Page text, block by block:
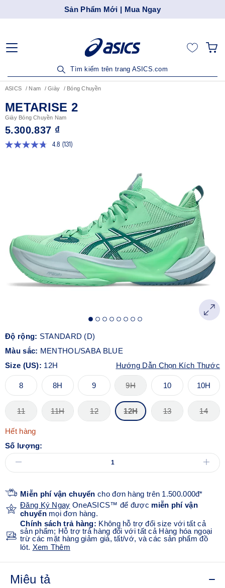
Sản Phẩm Mới | Mua Ngay
Tìm kiếm trên trang ASICS.com
ASICS Nam Giày Bóng Chuyền
METARISE 2
Giày Bóng Chuyền Nam
5.300.837 ₫
4.8 Đọc
(131)
Độ rộng: STANDARD (D)
Màu sắc: MENTHOL/SABA BLUE
Size (US): 12H Hướng Dẫn Chọn Kích Thước
8 8H 9 9H 10 10H
11 11H 12 12H 13 14
Hết hàng
Số lượng:
Miễn phí vận chuyển cho đơn hàng trên 1.500.000đ*
Đăng Ký Ngay OneASICS™ để được miễn phí vận
chuyểnmọi đơn hàng.
Chính sách trả hàng: Không hỗ trợ đổi size với tất cả
sản phẩm; Hỗ trợ trả hàng đối với tất cả Hàng hóa ngoại
trừ các mặt hàng giảm giá, tất/vớ, và các sản phẩm đồ
lót. Xem Thêm
Miêu tả